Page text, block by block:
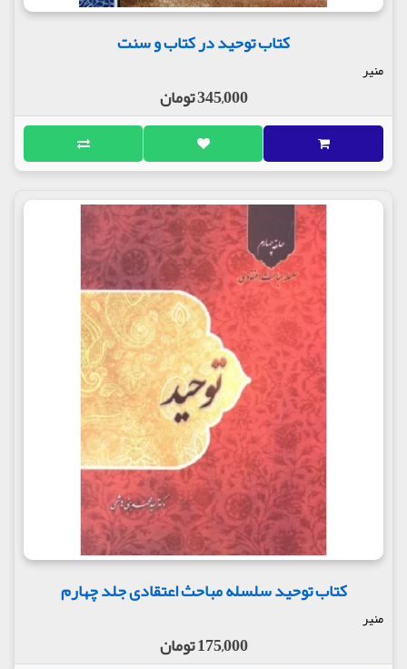
کتاب توحید در کتاب و سنت
منیر
345,000 تومان
کتاب توحید سلسله مباحث اعتقادی جلد چهارم
منیر
175,000 تومان